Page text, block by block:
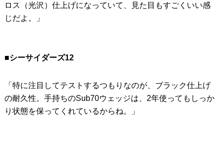
ロス（光沢）仕上げになっていて、見た目もすごくいい感
じだよ。」
■シーサイダーズ12
「特に注目してテストするつもりなのが、ブラック仕上げ
の耐久性。手持ちのSub70ウェッジは、2年使ってもしっか
り状態を保ってくれているからね。」